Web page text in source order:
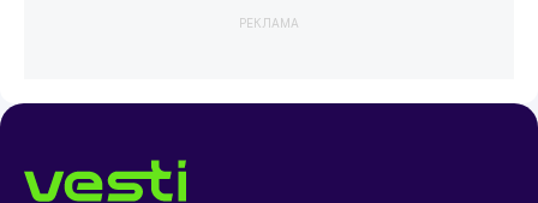
РЕКЛАМА